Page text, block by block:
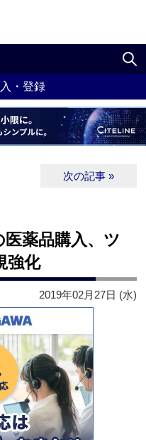
・登録
次の記事 »
医薬品購入、ツ
強化
2019年02月27日 (水)